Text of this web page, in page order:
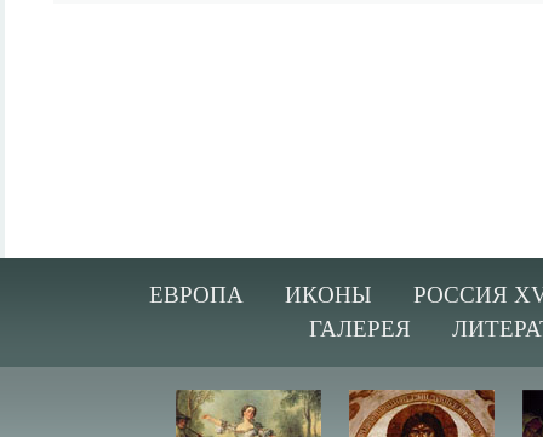
ЕВРОПА ИКОНЫ
РОССИЯ
ГАЛЕРЕЯ